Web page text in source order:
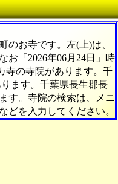
のお寺です。左(上)は、
お「2026年06月24日」時
寺の寺院があります。千
ます。千葉県長生郡長
す。寺院の検索は、メニ
どを入力してください。